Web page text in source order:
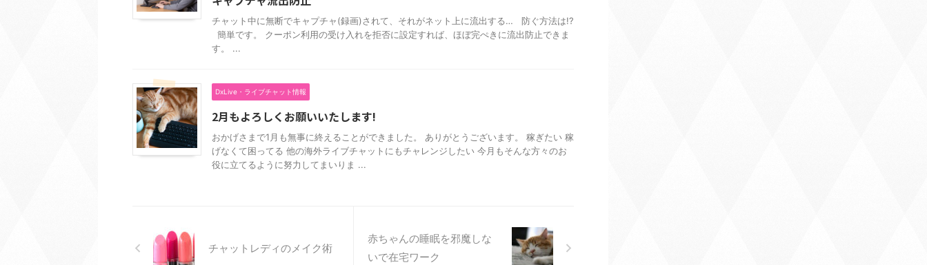
チャット中に無断でキャプチャ(録画)されて、それがネット上に流出する… 防ぐ方法は!?
簡単です。 クーポン利用の受け入れを拒否に設定すれば、ほぼ完ぺきに流出防止できま
す。 ...
DxLive・ライブチャット情報
2月もよろしくお願いいたします!
おかげさまで1月も無事に終えることができました。 ありがとうございます。 稼ぎたい 稼
げなくて困ってる 他の海外ライブチャットにもチャレンジしたい 今月もそんな方々のお
役に立てるように努力してまいりま ...
チャットレディのメイク術
赤ちゃんの睡眠を邪魔しな
いで在宅ワーク